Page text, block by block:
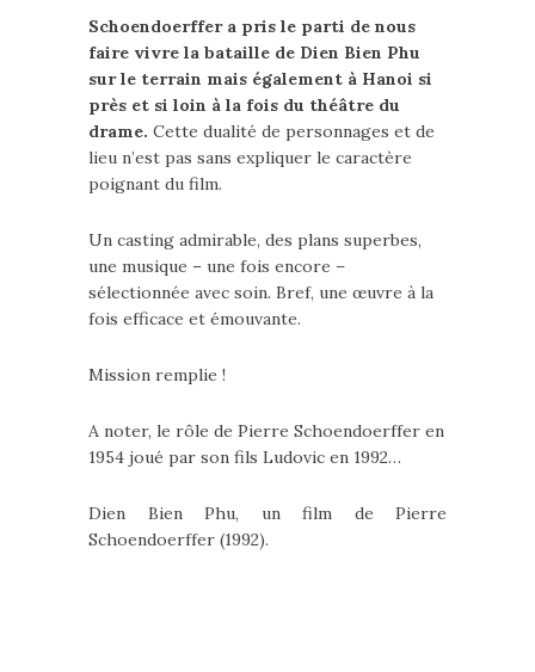
Schoendoerffer a pris le parti de nous
faire vivre la bataille de Dien Bien Phu
sur le terrain mais également à Hanoi si
près et si loin à la fois du théâtre du
drame. Cette dualité de personnages et de
lieu n’est pas sans expliquer le caractère
poignant du film.
Un casting admirable, des plans superbes,
une musique – une fois encore –
sélectionnée avec soin. Bref, une œuvre à la
fois efficace et émouvante.
Mission remplie !
A noter, le rôle de Pierre Schoendoerffer en
1954 joué par son fils Ludovic en 1992…
Dien Bien Phu, un film de Pierre
Schoendoerffer (1992).